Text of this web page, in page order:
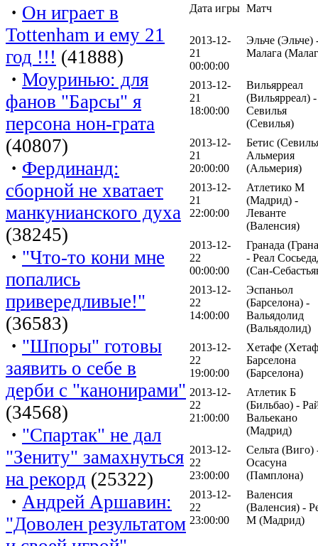
· Он играет в
Tottenham и ему 21
год !!! (41888)
· Моуринью: для
фанов "Барсы" я
персона нон-грата
(40807)
· Фердинанд:
сборной не хватает
манкунианского духа
(38245)
· "Что-то кони мне
попались
привередливые!"
(36583)
· "Шпоры" готовы
заявить о себе в
дерби с "канонирами"
(34568)
· "Спартак" не дал
"Зениту" замахнуться
на рекорд (25322)
· Андрей Аршавин:
"Доволен результатом
Дата игры Матч
2013-12-
21
00:00:00
Эльче (Эльче)
Малага
2013-12-
21
18:00:00
Вильярреал
(Вильярреал) -
Севилья
(Севилья)
2013-12-
21
20:00:00
Бетис
Альмерия
(Альмерия)
2013-12-
21
22:00:00
Атлетико М
(Мадрид) -
Леванте
(Валенсия)
2013-12-
22
00:00:00
Гранада
- Реал
(Сан-
2013-12-
22
14:00:00
Эспаньол
(Барселона) -
Вальядолид
(Вальядолид)
2013-12-
22
19:00:00
Хетафе
Барселона
(Барселона)
2013-12-
22
21:00:00
Атлетик Б
(Бильбао) -
Вальекано
(Мадрид)
2013-12-
22
23:00:00
Сельта (Виго)
Осасуна
(Памплона)
2013-12-
22
23:00:00
Валенсия
(Валенсия) -
М (Мадрид)